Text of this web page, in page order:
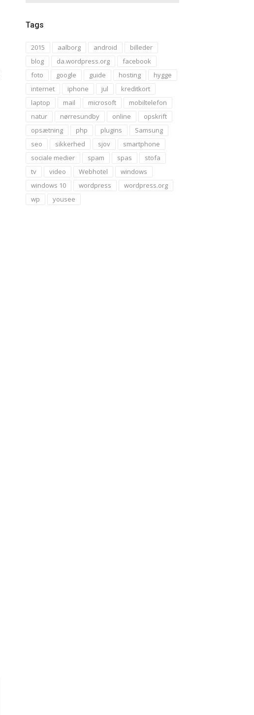
Tags
2015 aalborg android
billeder
blog
da.wordpress.org
facebook
foto
google guide hosting
hygge
internet
iphone jul
kreditkort
laptop
mail microsoft
mobiltelefon
natur
nørresundby online
opskrift
opsætning
php plugins
Samsung
seo
sikkerhed sjov
smartphone
sociale medier
spam spas
stofa
tv
video Webhotel
windows
windows 10
wordpress
wordpress.org
wp
yousee